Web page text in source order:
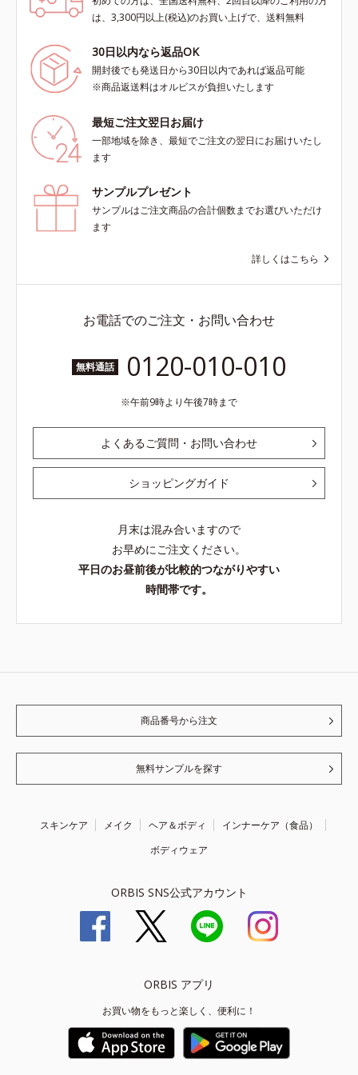
は、3,300円以上(税込)のお買い上げで、送料無料
30日以内なら返品OK
開封後でも発送日から30日以内であれば返品可能
※商品返送料はオルビスが負担いたします
最短ご注文翌日お届け
一部地域を除き、最短でご注文の翌日にお届けいたし
ます
サンプルプレゼント
サンプルはご注文商品の合計個数までお選びいただけ
ます
詳しくはこちら
お電話でのご注文・お問い合わせ
無料通話 0120-010-010
午前9時より午後7時まで
よくあるご質問・お問い合わせ
ショッピングガイド
月末は混み合いますので
お早めにご注文ください。
平日のお昼前後が比較的つながりやすい
時間帯です。
商品番号から注文
無料サンプルを探す
スキンケア メイク ヘア＆ボディ
インナーケア（食品）
ボディウェア
ORBIS SNS公式アカウント
ORBIS アプリ
お買い物をもっと楽しく、便利に！